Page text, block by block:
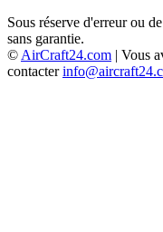
Sous réserve d'erreur ou
sans garantie.
© AirCraft24.com | Vous
contacter